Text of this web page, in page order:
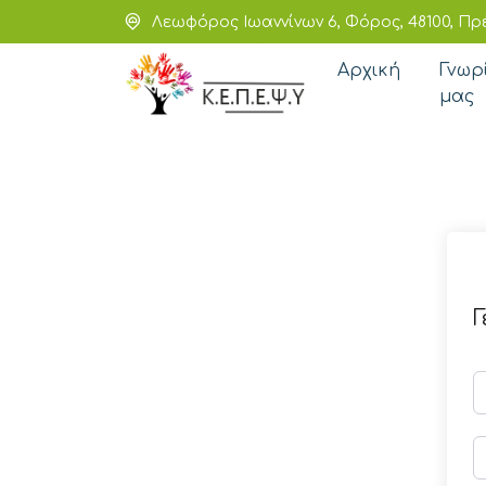
Λεωφόρος Ιωαννίνων 6, Φόρος, 48100,
Αρχική
μας